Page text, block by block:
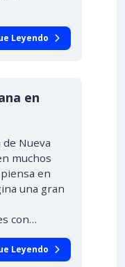
Leyendo
en
de Nueva
muchos
en
una gran
con…
Leyendo